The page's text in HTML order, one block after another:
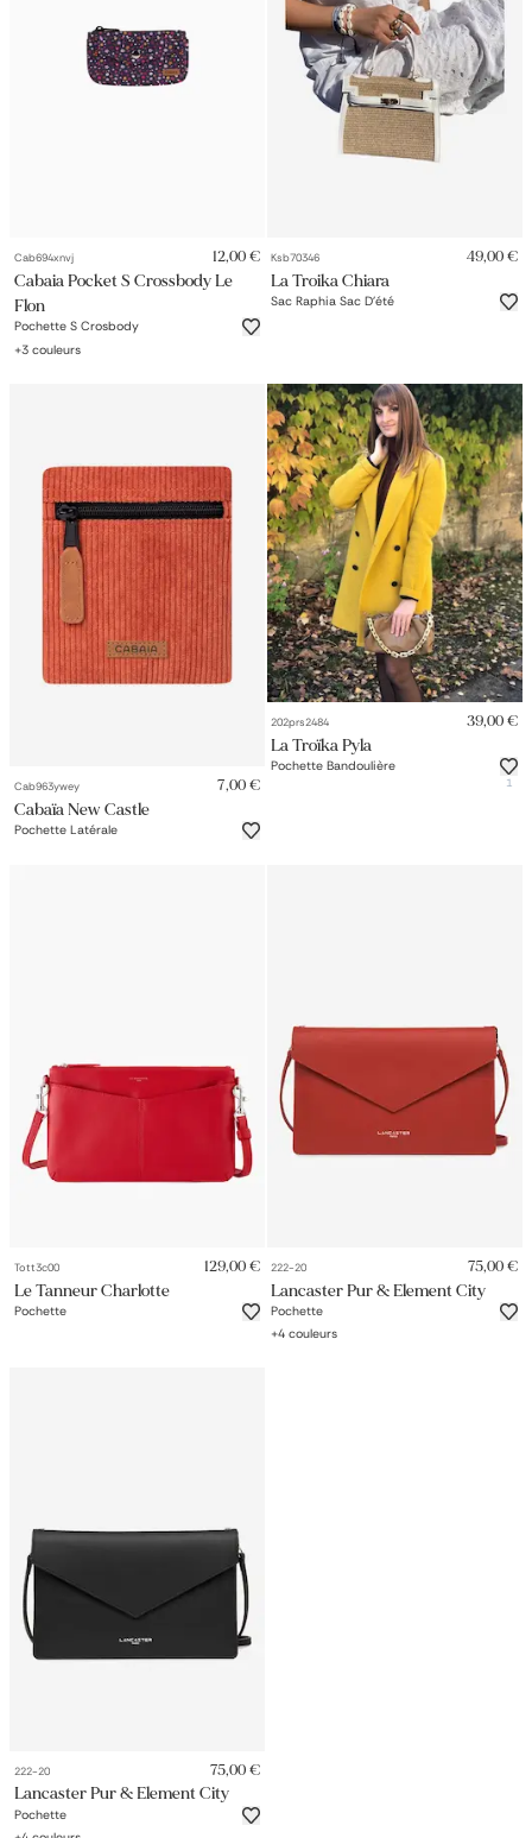
Cab694xnvj 12,00 €
Cabaia Pocket S Crossbody Le
Flon
Pochette S Crosbody
+3 couleurs
Ksb70346 49,00 €
La Troika Chiara
Sac Raphia Sac D'été
Cab963ywey 7,00 €
Cabaïa New Castle
Pochette Latérale
202prs2484 39,00 €
La Troïka Pyla
Pochette Bandoulière
1
Tott3c00 129,00 €
Le Tanneur Charlotte
Pochette
222-20 75,00 €
Lancaster Pur & Element City
Pochette
+4 couleurs
222-20 75,00 €
Lancaster Pur & Element City
Pochette